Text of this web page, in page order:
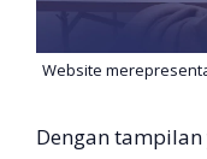
Website
Dengan